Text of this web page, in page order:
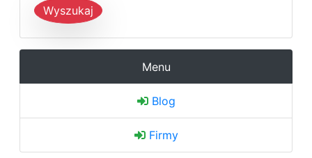
Wyszukaj
Menu
Blog
Firmy